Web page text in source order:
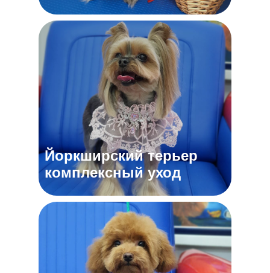
Йоркширский терьер
комплексный уход